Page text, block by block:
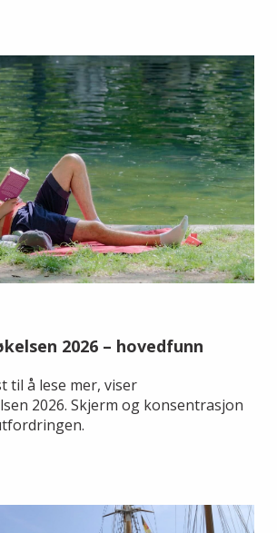
2026 – hovedfunn
til å lese mer, viser
2026. Skjerm og konsentrasjon